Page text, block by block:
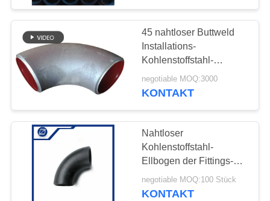
ÜBER
UNS
FABRIK-
AUSFLUG
QUALITÄTSKONTROLLE
TRETEN
45 nahtloser Buttweld
Installations-
Kohlenstoffstahl-
Rohrbogen-Ellbogen
Grad Asme
negotiable MOQ:3000
KONTAKT
Nahtloser
Kohlenstoffstahl-
Ellbogen der Fittings-90
des Grad-A234 B16.9
ASME halb nahtloser
negotiable MOQ:100 Stück
KONTAKT